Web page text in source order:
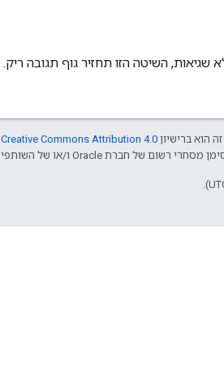
השיטה הזו תחזיר גוף תגובה ריק.
הוא ברישיון Creative Commons Attribution 4.0